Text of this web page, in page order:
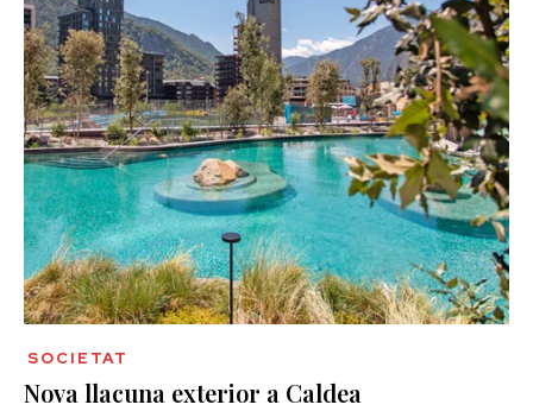
SOCIETAT
Nova llacuna exterior a Caldea